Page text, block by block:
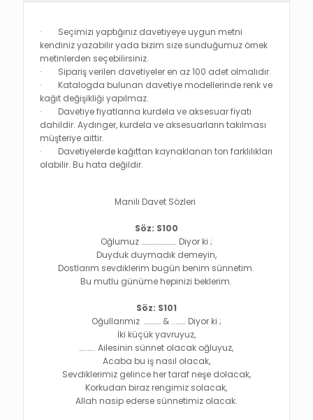
· Seçimizi yaptığınız davetiyeye uygun metni
kendiniz yazabilir yada bizim size sunduğumuz örnek
metinlerden seçebilirsiniz.
· Sipariş verilen davetiyeler en az 100 adet olmalıdır.
· Katalogda bulunan davetiye modellerinde renk ve
kağıt değişikliği yapılmaz.
· Davetiye fiyatlarına kurdela ve aksesuar fiyatı
dahildir. Aydınger, kurdela ve aksesuarların takılması
müşteriye aittir.
· Davetiyelerde kağıttan kaynaklanan ton farklılıkları
olabilir. Bu hata değildir.
Manili Davet Sözleri
Söz: S100
Oğlumuz ……………………. Diyor ki ;
Duyduk duymadık demeyin,
Dostlarım sevdiklerim bugün benim sünnetim.
Bu mutlu günüme hepinizi beklerim.
Söz: S101
Oğullarımız ………… & ..……. Diyor ki ;
İki küçük yavruyuz,
…..….. Ailesinin sünnet olacak oğluyuz,
Acaba bu iş nasıl olacak,
Sevdiklerimiz gelince her taraf neşe dolacak,
Korkudan biraz rengimiz solacak,
Allah nasip ederse sünnetimiz olacak.